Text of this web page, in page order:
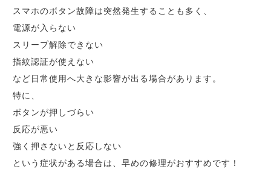
スマホのボタン故障は突然発生することも多く、
電源が入らない
スリープ解除できない
指紋認証が使えない
など日常使用へ大きな影響が出る場合があります。
特に、
ボタンが押しづらい
反応が悪い
強く押さないと反応しない
という症状がある場合は、早めの修理がおすすめです！